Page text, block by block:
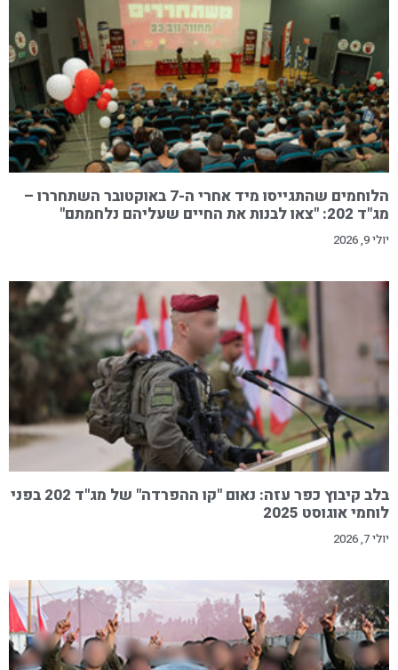
הלוחמים שהתגייסו מיד אחרי ה-7 באוקטובר השתחררו –
מג"ד 202: "צאו לבנות את החיים שעליהם נלחמתם"
יולי 9, 2026
בלב קיבוץ כפר עזה: נאום "קו ההפרדה" של מג"ד 202 בפני
לוחמי אוגוסט 2025
יולי 7, 2026